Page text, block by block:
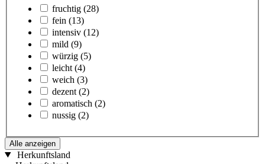
fruchtig (28)
fein (13)
intensiv (12)
mild (9)
würzig (5)
leicht (4)
weich (3)
dezent (2)
aromatisch (2)
nussig (2)
Alle anzeigen
Herkunftsland